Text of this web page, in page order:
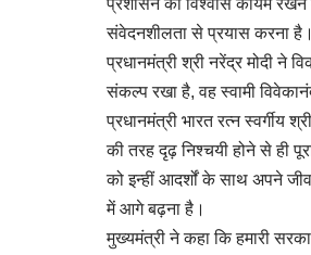
प्रशासन का विश्वास कायम
संवेदनशीलता से प्रयास करना
प्रधानमंत्री श्री नरेंद्र मोदी ने
संकल्प रखा है, वह स्वामी
प्रधानमंत्री भारत रत्न स्वर्गीय
की तरह दृढ़ निश्चयी होने से ही
को इन्हीं आदर्शों के साथ अपने
में आगे बढ़ना है।
मुख्यमंत्री ने कहा कि हमारी